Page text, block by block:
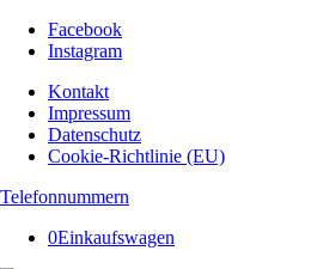
Facebook
Instagram
Kontakt
Impressum
Datenschutz
Cookie-Richtlinie (EU)
Telefonnummern
0Einkaufswagen